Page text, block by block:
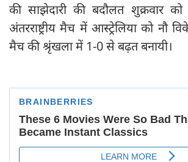
की साझेदारी की बदौलत शुक्रवार
अंतरराष्ट्रीय मैच में आस्ट्रेलिया को नौ
मैच की श्रृंखला में 1-0 से बढ़त बनायी।